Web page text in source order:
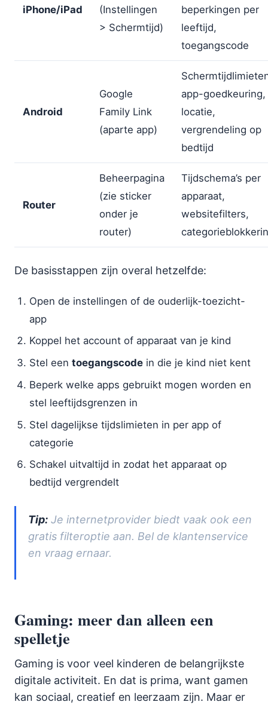
iPhone/iPad
(Instellingen
> Schermtijd)
beperkingen per
leeftijd,
toegangscode
Android
Google
Family Link
(aparte app)
app-goedkeuring,
locatie,
vergrendeling op
bedtijd
Router
Beheerpagina
(zie sticker
onder je
router)
Tijdschema’s per
apparaat,
websitefilters,
De basisstappen zijn overal hetzelfde:
Open de instellingen of de ouderlijk-toezicht-
app
Koppel het account of apparaat van je kind
Stel eentoegangscode in die je kind niet kent
Beperk welke apps gebruikt mogen worden en
stel leeftijdsgrenzen in
Stel dagelijkse tijdslimieten in per app of
categorie
Schakel uitvaltijd in zodat het apparaat op
bedtijd vergrendelt
Tip: Je internetprovider biedt vaak ook een
gratis filteroptie aan. Bel de klantenservice
en vraag ernaar.
Gaming: meer dan alleen een
spelletje
Gaming is voor veel kinderen de belangrijkste
digitale activiteit. En dat is prima, want gamen
kan sociaal, creatief en leerzaam zijn. Maar er